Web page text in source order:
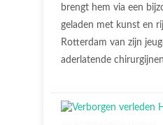
brengt hem via een
geladen met kunst en
Rotterdam van zijn
aderlatende